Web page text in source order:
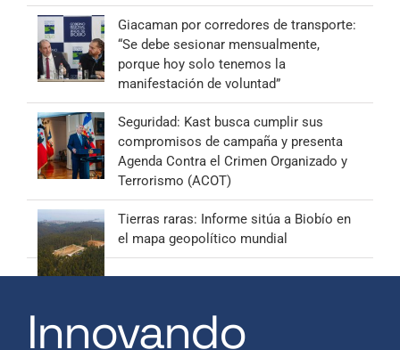
Giacaman por corredores de transporte:
“Se debe sesionar mensualmente,
porque hoy solo tenemos la
manifestación de voluntad”
Seguridad: Kast busca cumplir sus
compromisos de campaña y presenta
Agenda Contra el Crimen Organizado y
Terrorismo (ACOT)
Tierras raras: Informe sitúa a Biobío en
el mapa geopolítico mundial
Innovando